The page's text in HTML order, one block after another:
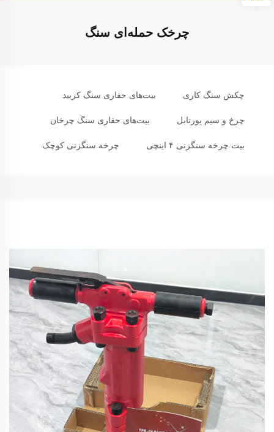
چرخک حمله‌ای سنگ
چکش سنگ کاری بیت‌های حفاری سنگ کربید
چرخ و سیم پورتابل بیت‌های حفاری سنگ چرخان
بیت چرخه سنگزنی ۴ اینچی چرخه سنگزنی کوچک